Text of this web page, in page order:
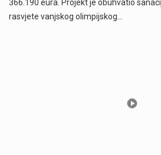
366.190 eura. Projekt je obuhvatio
rasvjete vanjskog olimpijskog…